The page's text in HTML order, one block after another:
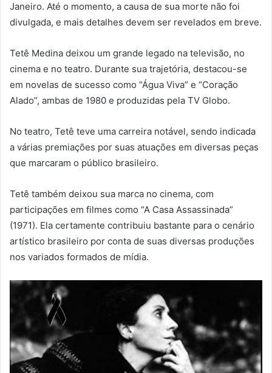
Janeiro. Até o momento, a causa de sua morte não foi
divulgada, e mais detalhes devem ser revelados em breve.
Tetê Medina deixou um grande legado na televisão, no
cinema e no teatro. Durante sua trajetória, destacou-se
em novelas de sucesso como “Água Viva” e “Coração
Alado”, ambas de 1980 e produzidas pela TV Globo.
No teatro, Tetê teve uma carreira notável, sendo indicada
a várias premiações por suas atuações em diversas peças
que marcaram o público brasileiro.
Tetê também deixou sua marca no cinema, com
participações em filmes como “A Casa Assassinada”
(1971). Ela certamente contribuiu bastante para o cenário
artístico brasileiro por conta de suas diversas produções
nos variados formados de mídia.